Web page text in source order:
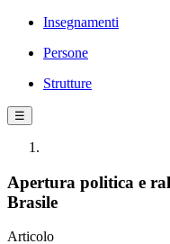
Insegnamenti
Persone
Strutture
☰
Apertura politica e
Brasile
Articolo